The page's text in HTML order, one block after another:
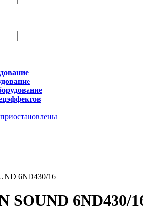
6ND430/16
SOUND 6ND430/